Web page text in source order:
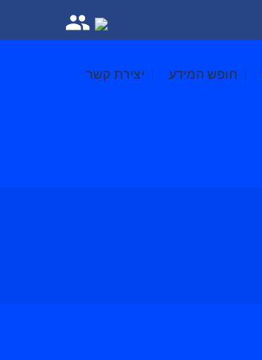
חופש המידע יצירת קשר